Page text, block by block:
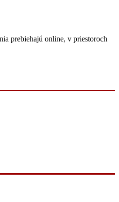
prebiehajú online, v priestoroch